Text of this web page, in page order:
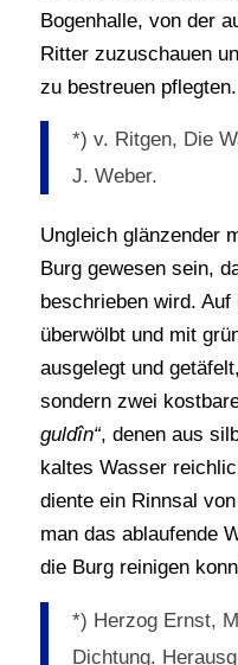
Bogenhalle, von der
Ritter zuzuschauen
zu bestreuen pflegten.
*) v. Ritgen, Die
J. Weber.
Ungleich glänzender
Burg gewesen sein,
beschrieben wird.
überwölbt und mit
ausgelegt und
sondern zwei
guldîn“, denen aus
kaltes Wasser
diente ein Rinnsal
man das ablaufende
die Burg reinigen
*) Herzog Ernst,
Dichtung.